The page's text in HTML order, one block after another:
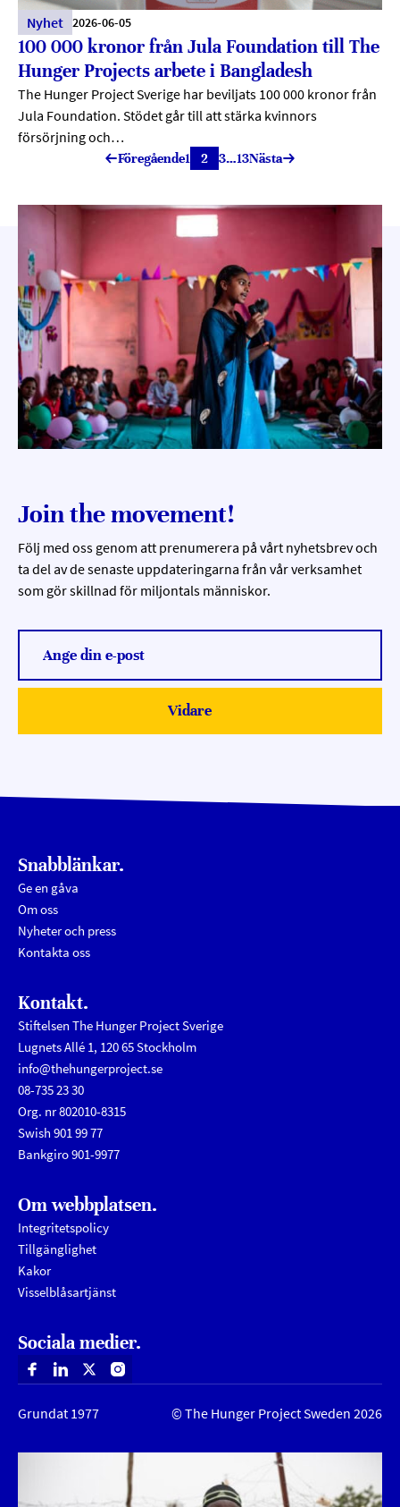
Nyhet 2026-06-05
100 000 kronor från Jula Foundation till The
Hunger Projects arbete i Bangladesh
The Hunger Project Sverige har beviljats 100 000 kronor från
Jula Foundation. Stödet går till att stärka kvinnors
försörjning och…
Föregående1 2 3…13Nästa
Join the movement!
Följ med oss genom att prenumerera på vårt nyhetsbrev och
ta del av de senaste uppdateringarna från vår verksamhet
som gör skillnad för miljontals människor.
Submit
Vidare
Snabblänkar.
Ge en gåva
Om oss
Nyheter och press
Kontakta oss
Kontakt.
Stiftelsen The Hunger Project Sverige
Lugnets Allé 1, 120 65 Stockholm
info@thehungerproject.se
08-735 23 30
Org. nr 802010-8315
Swish 901 99 77
Bankgiro 901-9977
Om webbplatsen.
Integritetspolicy
Tillgänglighet
Kakor
Visselblåsartjänst
Sociala medier.
Facebook
Linkedin
X Instagram
Grundat 1977 © The Hunger Project Sweden 2026